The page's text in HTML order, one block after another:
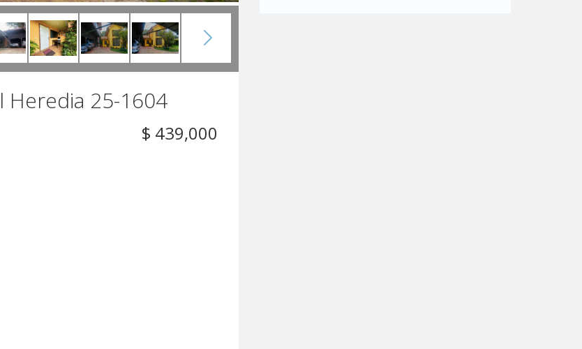
Heredia 25-1604
$ 439,000